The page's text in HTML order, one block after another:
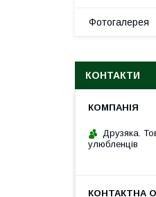
Фотогалерея
КОНТАКТИ
Друзяка.
улюбленців